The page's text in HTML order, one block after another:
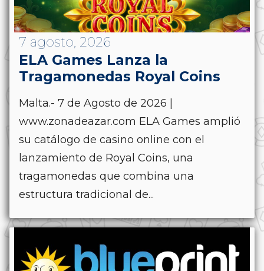
7 agosto, 2026
ELA Games Lanza la
Tragamonedas Royal Coins
Malta.- 7 de Agosto de 2026 |
www.zonadeazar.com ELA Games amplió
su catálogo de casino online con el
lanzamiento de Royal Coins, una
tragamonedas que combina una
estructura tradicional de...